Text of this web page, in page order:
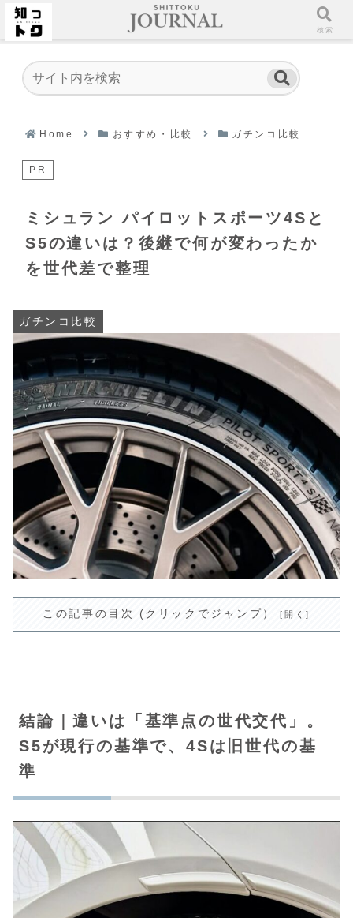
Home おすすめ・比較 ガチンコ比較
PR
ミシュラン パイロットスポーツ4Sと
S5の違いは？後継で何が変わったか
を世代差で整理
ガチンコ比較
この記事の目次 (クリックでジャンプ）
結論｜違いは「基準点の世代交代」。
S5が現行の基準で、4Sは旧世代の基
準
ホーム 検索